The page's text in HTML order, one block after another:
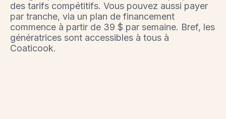
des tarifs compétitifs. Vous pouvez aussi payer
par tranche, via un plan de financement
commence à partir de 39 $ par semaine. Bref, les
génératrices sont accessibles à tous à
Coaticook.